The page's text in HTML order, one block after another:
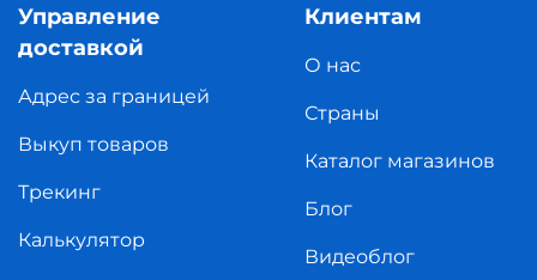
Управление
доставкой
Адрес за границей
Выкуп товаров
Трекинг
Калькулятор
Клиентам
О нас
Страны
Каталог магазинов
Блог
Видеоблог